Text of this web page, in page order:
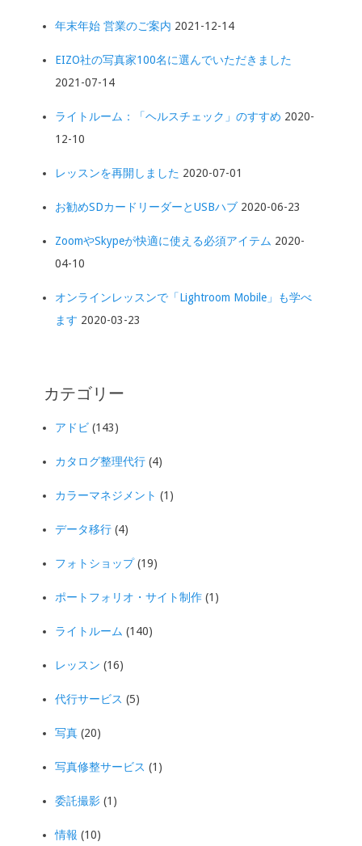
年末年始 営業のご案内 2021-12-14
EIZO社の写真家100名に選んでいただきました
2021-07-14
ライトルーム：「ヘルスチェック」のすすめ 2020-
12-10
レッスンを再開しました 2020-07-01
お勧めSDカードリーダーとUSBハブ 2020-06-23
ZoomやSkypeが快適に使える必須アイテム 2020-
04-10
オンラインレッスンで「Lightroom Mobile」も学べ
ます 2020-03-23
カテゴリー
アドビ (143)
カタログ整理代行 (4)
カラーマネジメント (1)
データ移行 (4)
フォトショップ(19)
ポートフォリオ・サイト制作 (1)
ライトルーム (140)
レッスン (16)
代行サービス (5)
写真 (20)
写真修整サービス (1)
委託撮影 (1)
情報 (10)